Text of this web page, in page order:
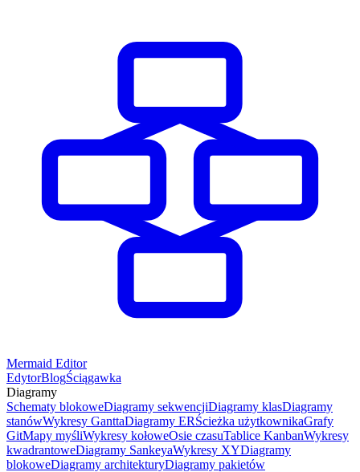
Mermaid Editor
EdytorBlogŚciągawka
Diagramy
Schematy blokoweDiagramy sekwencjiDiagramy klasDiagramy
stanówWykresy GanttaDiagramy ERŚcieżka użytkownikaGrafy
GitMapy myśliWykresy kołoweOsie czasuTablice KanbanWykresy
kwadrantoweDiagramy SankeyaWykresy XYDiagramy
blokoweDiagramy architekturyDiagramy pakietów